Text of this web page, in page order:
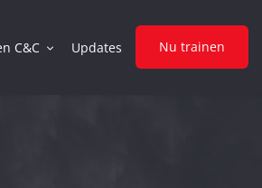
C&C Updates Nu trainen